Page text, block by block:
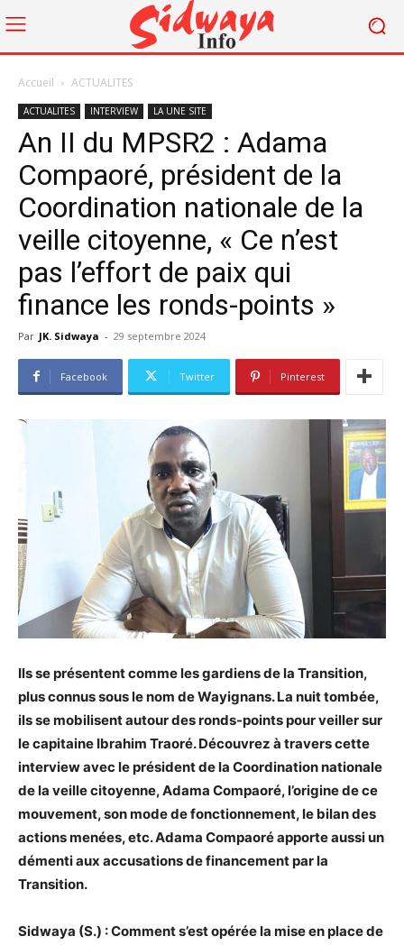
Accueil ACTUALITES
ACTUALITES INTERVIEW LA UNE SITE
An II du MPSR2 : Adama
Compaoré, président de la
Coordination nationale de la
veille citoyenne, « Ce n’est
pas l’effort de paix qui
finance les ronds-points »
Par JK. Sidwaya - 29 septembre 2024
Facebook Twitter Pinterest
Ils se présentent comme les gardiens de la Transition,
plus connus sous le nom de Wayignans. La nuit tombée,
ils se mobilisent autour des ronds-points pour veiller sur
le capitaine Ibrahim Traoré. Découvrez à travers cette
interview avec le président de la Coordination nationale
de la veille citoyenne, Adama Compaoré, l’origine de ce
mouvement, son mode de fonctionnement, le bilan des
actions menées, etc. Adama Compaoré apporte aussi un
démenti aux accusations de financement par la
Transition.
Sidwaya (S.) : Comment s’est opérée la mise en place de